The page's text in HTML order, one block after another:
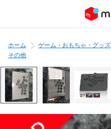
ホーム ゲーム・おもちゃ・グッズ
その他